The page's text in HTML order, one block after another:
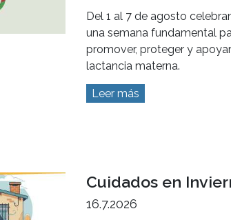
1.8.2026
una semana fundamental